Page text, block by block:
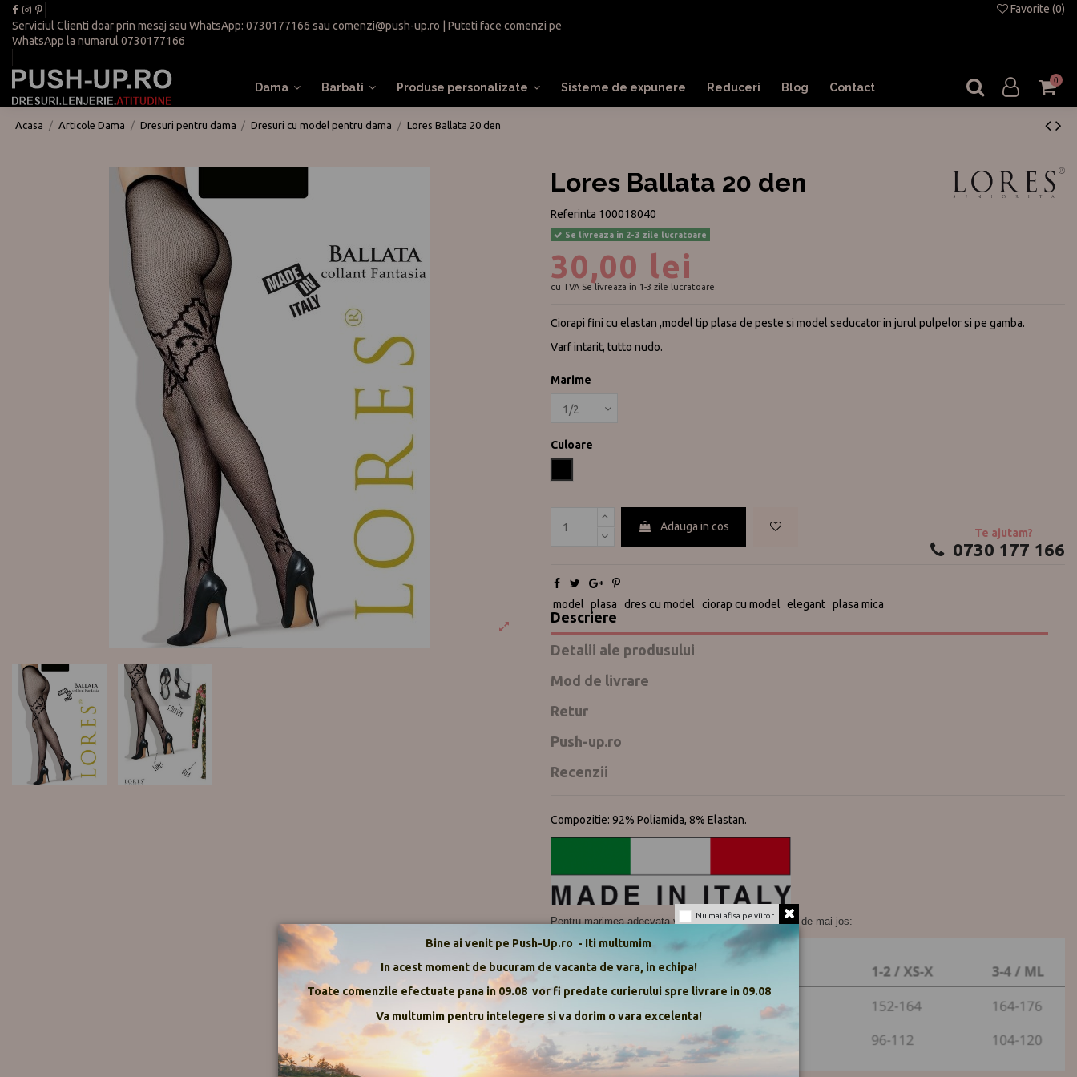
Serviciul Clienti doar prin mesaj sau WhatsApp: 0730177166 sau comenzi@push-up.ro | Puteti face comenzi pe
WhatsApp la numarul 0730177166
Favorite (0)
Dama Barbati Produse personalizate Sisteme de expunere Reduceri Blog Contact
0
Acasa Articole Dama Dresuri pentru dama Dresuri cu model pentru dama Lores Ballata 20 den
Lores Ballata 20 den
Referinta 100018040
Se livreaza in 2-3 zile lucratoare
30,00 lei
cu TVA Se livreaza in 1-3 zile lucratoare.
Ciorapi fini cu elastan ,model tip plasa de peste si model seducator in jurul pulpelor si pe gamba.
Varf intarit, tutto nudo.
Marime
Culoare
Adauga in cos
model plasa dres cu model ciorap cu model elegant plasa mica
Te ajutam?
0730 177 166
Descriere
Detalii ale produsului
Mod de livrare
Retur
Push-up.ro
Recenzii
Compozitie: 92% Poliamida, 8% Elastan.
Pentru marimea adecvata va rugam consultati tabelul de mai jos:
Nu mai afisa pe viitor.
Bine ai venit pe Push-Up.ro - Iti multumim
In acest moment de bucuram de vacanta de vara, in echipa!
Toate comenzile efectuate pana in 09.08 vor fi predate curierului spre livrare in 09.08
Va multumim pentru intelegere si va dorim o vara excelenta!